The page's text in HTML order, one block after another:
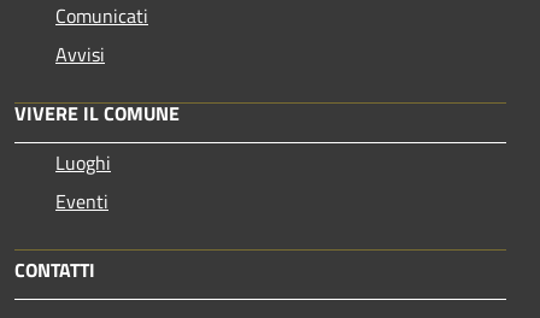
Comunicati
Avvisi
VIVERE IL COMUNE
Luoghi
Eventi
CONTATTI